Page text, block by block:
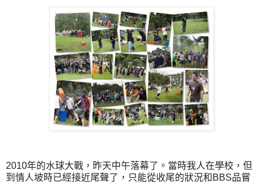
2010年的水球大戰，昨天中午落幕了。當時我人在學校，但
到情人坡時已經接近尾聲了，只能從收尾的狀況和BBS品嘗